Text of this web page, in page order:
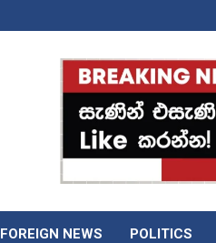
FOREIGN NEWS POLITICS